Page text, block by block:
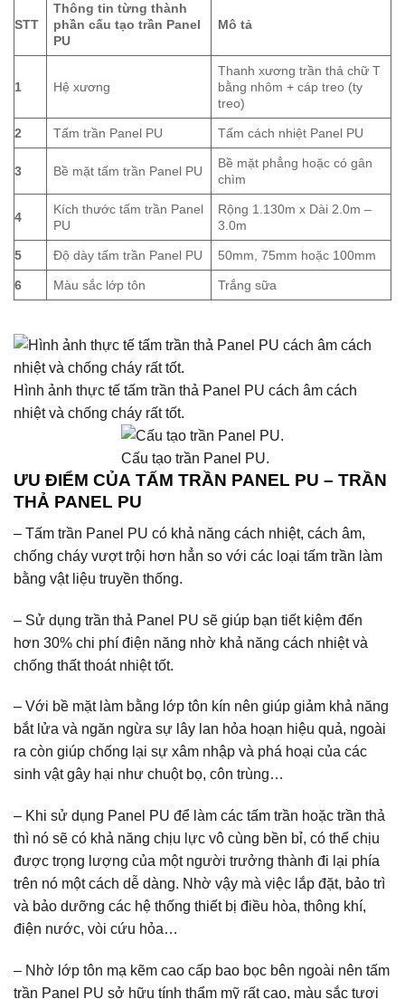
STT
Thông tin từng thành
phần cấu tạo trần Panel
PU
Mô tả
1 Hệ xương
Thanh xương trần thả chữ T
bằng nhôm + cáp treo (ty
treo)
2 Tấm trần Panel PU Tấm cách nhiệt Panel PU
3 Bề mặt tấm trần Panel PU
Bề mặt phẳng hoặc có gân
chìm
4
Kích thước tấm trần Panel
PU
Rộng 1.130m x Dài 2.0m –
3.0m
5 Độ dày tấm trần Panel PU 50mm, 75mm hoặc 100mm
6 Màu sắc lớp tôn Trắng sữa
Hình ảnh thực tế tấm trần thả Panel PU cách âm cách
nhiệt và chống cháy rất tốt.
Cấu tạo trần Panel PU.
ƯU ĐIỂM CỦA TẤM TRẦN PANEL PU – TRẦN
THẢ PANEL PU
– Tấm trần Panel PU có khả năng cách nhiệt, cách âm,
chống cháy vượt trội hơn hẳn so với các loại tấm trần làm
bằng vật liệu truyền thống.
– Sử dụng trần thả Panel PU sẽ giúp bạn tiết kiệm đến
hơn 30% chi phí điện năng nhờ khả năng cách nhiệt và
chống thất thoát nhiệt tốt.
– Với bề mặt làm bằng lớp tôn kín nên giúp giảm khả năng
bắt lửa và ngăn ngừa sự lây lan hỏa hoạn hiệu quả, ngoài
ra còn giúp chống lại sự xâm nhập và phá hoại của các
sinh vật gây hại như chuột bọ, côn trùng…
– Khi sử dụng Panel PU để làm các tấm trần hoặc trần thả
thì nó sẽ có khả năng chịu lực vô cùng bền bỉ, có thể chịu
được trọng lượng của một người trưởng thành đi lại phía
trên nó một cách dễ dàng. Nhờ vậy mà việc lắp đặt, bảo trì
và bảo dưỡng các hệ thống thiết bị điều hòa, thông khí,
điện nước, vòi cứu hỏa…
– Nhờ lớp tôn mạ kẽm cao cấp bao bọc bên ngoài nên tấm
trần Panel PU sở hữu tính thẩm mỹ rất cao, màu sắc tươi